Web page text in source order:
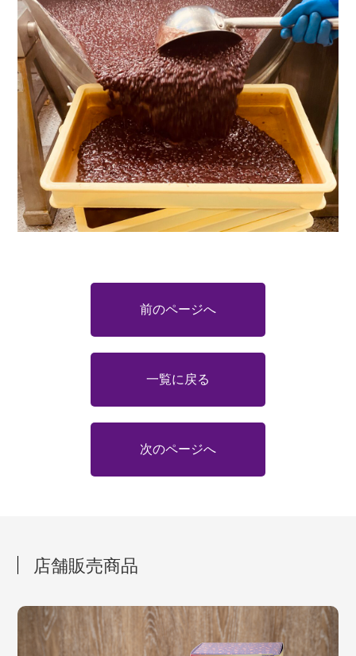
前のページへ
一覧に戻る
次のページへ
店舗販売商品